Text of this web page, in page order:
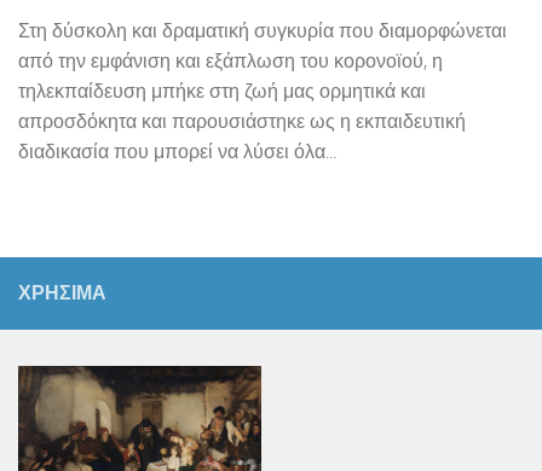
Στη δύσκολη και δραματική συγκυρία που διαμορφώνεται
από την εμφάνιση και εξάπλωση του κορονοϊού, η
τηλεκπαίδευση μπήκε στη ζωή μας ορμητικά και
απροσδόκητα και παρουσιάστηκε ως η εκπαιδευτική
διαδικασία που μπορεί να λύσει όλα...
ΧΡΗΣΙΜΑ